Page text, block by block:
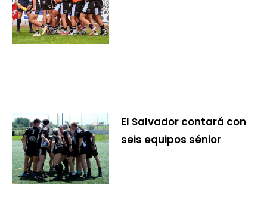
El Salvador contará con
seis equipos sénior